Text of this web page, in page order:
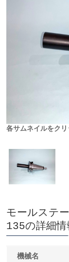
各サムネイルをク
モールステ
135の詳細情
機械名